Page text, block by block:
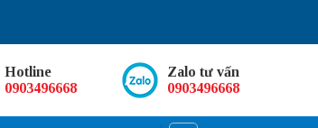
Hotline
0903496668
Zalo tư vấn
0903496668